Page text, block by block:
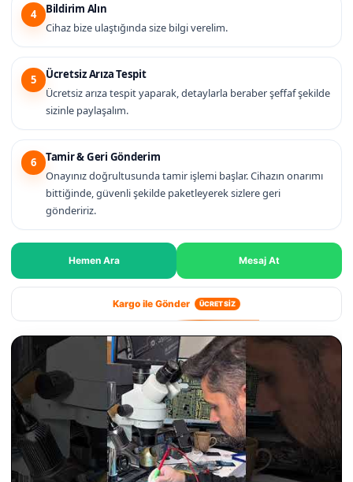
4
Bildirim Alın
Cihaz bize ulaştığında size bilgi verelim.
5
Ücretsiz Arıza Tespit
Ücretsiz arıza tespit yaparak, detaylarla beraber şeffaf şekilde
sizinle paylaşalım.
6
Tamir & Geri Gönderim
Onayınız doğrultusunda tamir işlemi başlar. Cihazın onarımı
bittiğinde, güvenli şekilde paketleyerek sizlere geri
göndeririz.
Hemen Ara Mesaj At
Kargo ile Gönder ÜCRETSİZ